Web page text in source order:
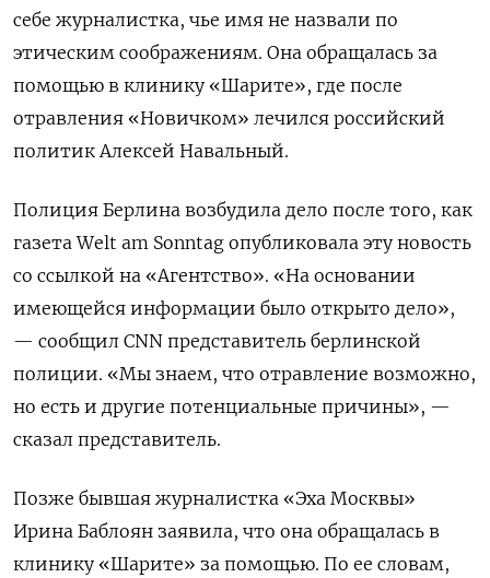
себе журналистка, чье имя не назвали по
этическим соображениям. Она обращалась за
помощью в клинику «Шарите», где после
отравления «Новичком» лечился российский
политик Алексей Навальный.
Полиция Берлина возбудила дело после того, как
газета Welt am Sonntag опубликовала эту новость
со ссылкой на «Агентство». «На основании
имеющейся информации было открыто дело»,
— сообщил CNN представитель берлинской
полиции. «Мы знаем, что отравление возможно,
но есть и другие потенциальные причины», —
сказал представитель.
Позже бывшая журналистка «Эха Москвы»
Ирина Баблоян заявила, что она обращалась в
клинику «Шарите» за помощью. По ее словам,